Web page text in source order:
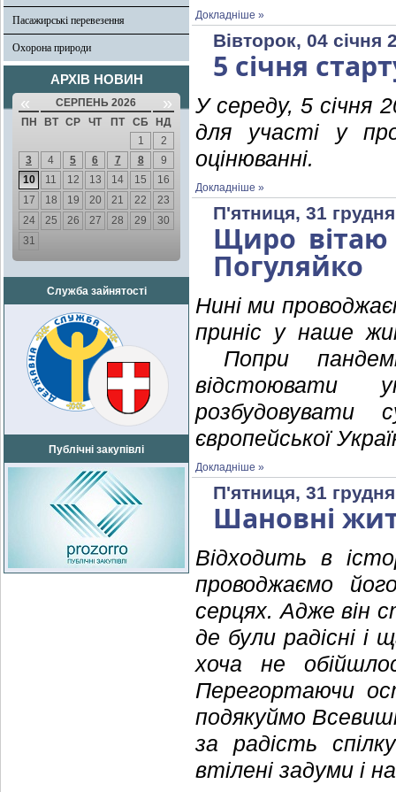
Пасажирські перевезення
Охорона природи
АРХІВ НОВИН
« СЕРПЕНЬ 2026 »
ПН ВТ СР ЧТ ПТ СБ
НД
1
2
3
4 5 6 7 8
9
10
11 12 13 14 15
16
17
18 19 20 21 22
23
24
25 26 27 28 29
30
31
Служба зайнятості
Публічні закупівлі
Докладніше »
Вівторок, 04 січня
5 січня
У середу, 5 січня
для участі у
оцінюванні.
Докладніше »
П'ятниця, 31
Щиро
Погуляйко
Нині ми
приніс у наше
Попри
відстоювати
розбудовувати
європейської
Докладніше »
П'ятниця, 31
Шановні
Відходить в
проводжаємо
серцях. Адже він
де були радісні і
хоча не
Перегортаючи
подякуймо
за радість
втілені задуми і